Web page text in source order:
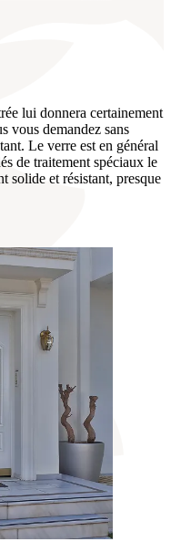
lui donnera certainement
vous demandez sans
Le verre est en général
de traitement spéciaux le
solide et résistant, presque